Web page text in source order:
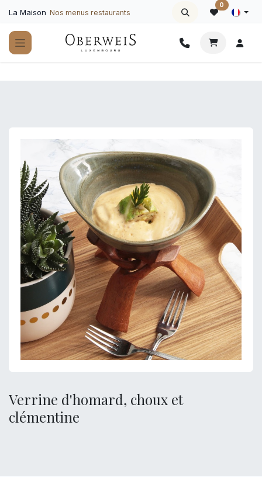
La Maison Nos menus restaurants
0
Verrine d'homard, choux et
clémentine